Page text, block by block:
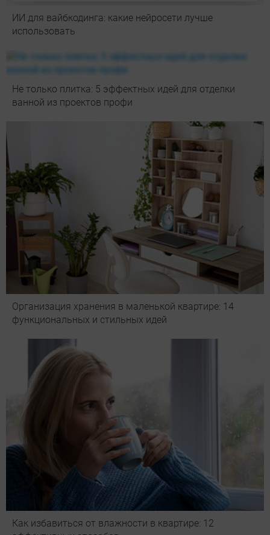
ИИ для вайбкодинга: какие нейросети лучше
использовать
Не только плитка: 5 эффектных идей для отделки
ванной из проектов профи
Организация хранения в маленькой квартире: 14
функциональных и стильных идей
Как избавиться от влажности в квартире: 12